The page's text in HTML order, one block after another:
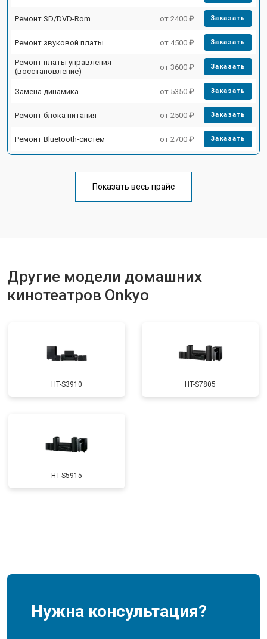
Ремонт SD/DVD-Rom от 2400 ₽ Заказать
Ремонт звуковой платы от 4500 ₽ Заказать
Ремонт платы управления
(восстановление)
от 3600 ₽ Заказать
Замена динамика от 5350 ₽ Заказать
Ремонт блока питания от 2500 ₽ Заказать
Ремонт Bluetooth-систем от 2700 ₽ Заказать
Показать весь прайс
Другие модели домашних
кинотеатров Onkyo
HT-S3910 HT-S7805
HT-S5915
Нужна консультация?